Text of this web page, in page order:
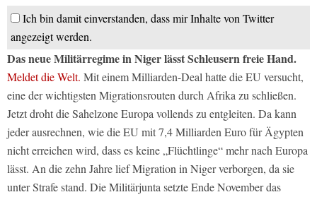
Ich bin damit einverstanden, dass mir Inhalte von Twitter
angezeigt werden.
Das neue Militärregime in Niger lässt Schleusern freie Hand.
Meldet die Welt. Mit einem Milliarden-Deal hatte die EU versucht,
eine der wichtigsten Migrationsrouten durch Afrika zu schließen.
Jetzt droht die Sahelzone Europa vollends zu entgleiten. Da kann
jeder ausrechnen, wie die EU mit 7,4 Milliarden Euro für Ägypten
nicht erreichen wird, dass es keine „Flüchtlinge“ mehr nach Europa
lässt. An die zehn Jahre lief Migration in Niger verborgen, da sie
unter Strafe stand. Die Militärjunta setzte Ende November das